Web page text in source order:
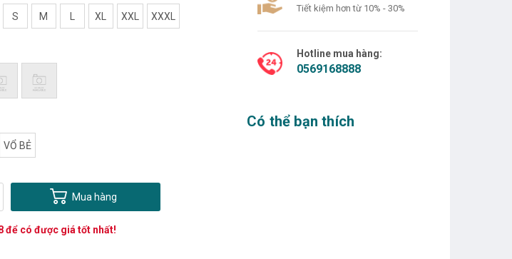
S M XL XXL XXXL
VỔ BẺ
Mua hàng
để có được giá tốt nhất!
Tiết kiệm hơn từ 10% - 30%
Hotline mua hàng:
0569168888
Có thể bạn thích